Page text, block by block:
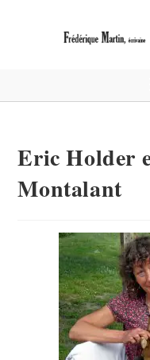
Eric Holder
Montalant